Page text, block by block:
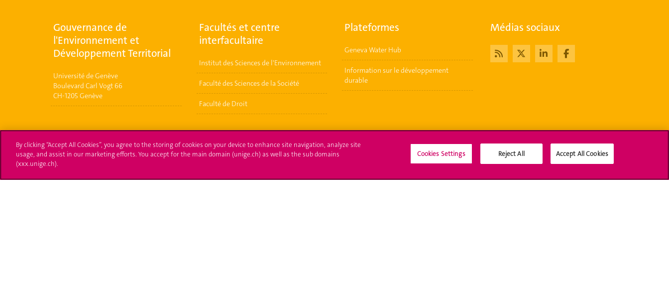
Gouvernance de
l'Environnement et
Développement Territorial
Université de Genève
Boulevard Carl Vogt 66
CH-1205 Genève
Facultés et centre
interfacultaire
Institut des Sciences de l'Environnement
Faculté des Sciences de la Société
Faculté de Droit
Plateformes
Geneva Water Hub
Information sur le développement
durable
Médias sociaux
Université de Genève L'UNIGE vous informe Médias sociaux UNIGE
By clicking “Accept All Cookies”, you agree to the storing of cookies on your device to enhance site navigation, analyze site
usage, and assist in our marketing efforts. You accept for the main domain (unige.ch) as well as the sub domains
(xxx.unige.ch).
Cookies Settings Reject All Accept All Cookies